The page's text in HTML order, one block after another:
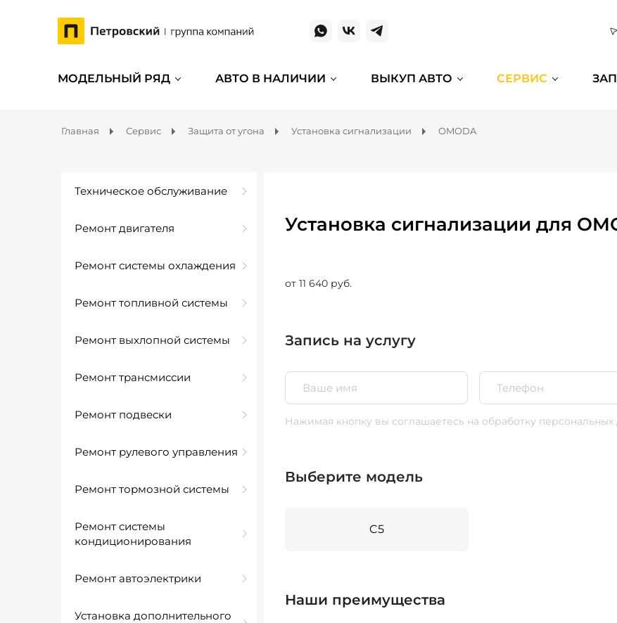
МОДЕЛЬНЫЙ РЯД АВТО В НАЛИЧИИ ВЫКУП АВТО СЕРВИС
Главная Сервис Защита от угона Установка сигнализации OMODA
Техническое обслуживание
Ремонт двигателя
Ремонт системы охлаждения
Ремонт топливной системы
Ремонт выхлопной системы
Ремонт трансмиссии
Ремонт подвески
Ремонт рулевого управления
Ремонт тормозной системы
Ремонт системы
кондиционирования
Ремонт автоэлектрики
Установка дополнительного
Установка сигнализации для
от 11 640 руб.
Запись на услугу
Нажимая кнопку вы соглашаетесь на обработку персональных
Выберите модель
C5
Наши преимущества